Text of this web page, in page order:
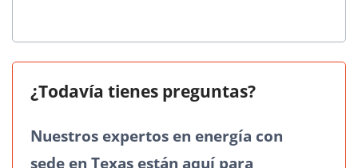
¿Todavía tienes preguntas?
Nuestros expertos en energía con
sede en Texas están aquí para